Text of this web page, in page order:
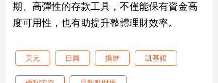
娛
樂
星
聞
期、高彈性的存款工具，不僅能保有資金高
度可用性，也有助提升整體理財效率。
美元 日圓 換匯 凱基銀